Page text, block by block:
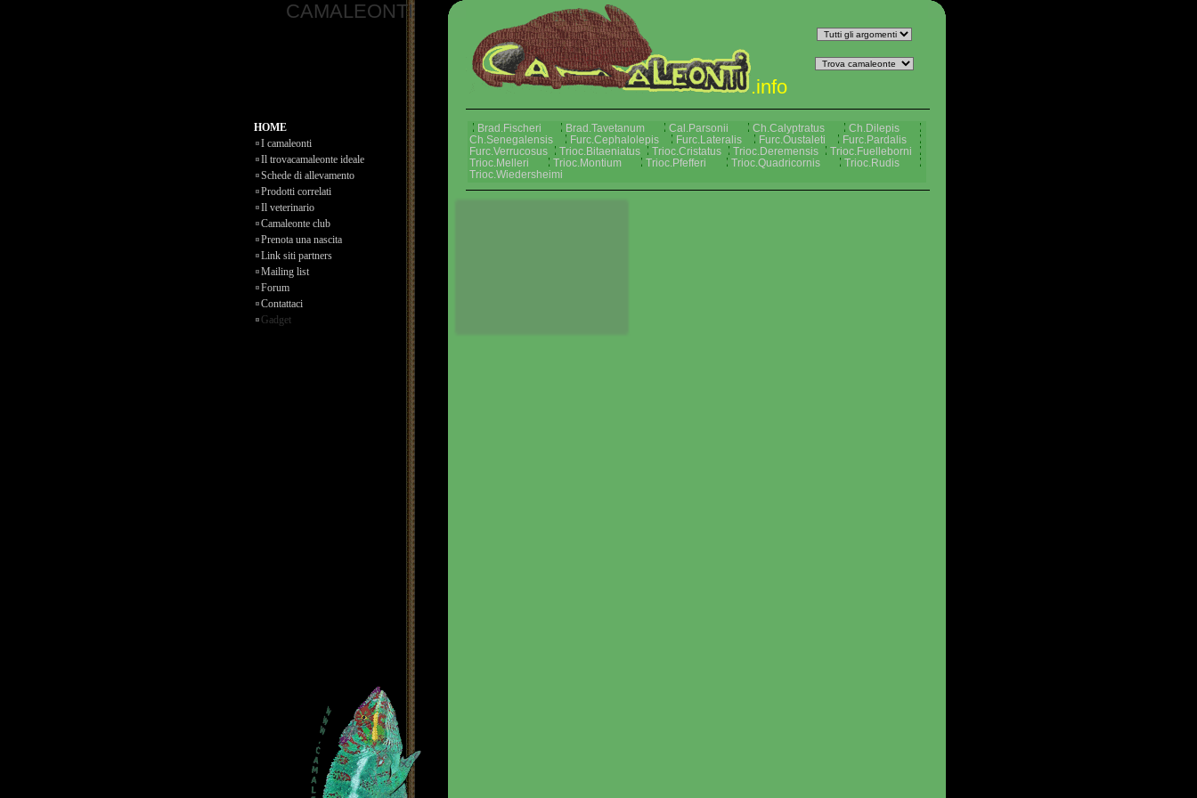
CAMALEONTI
.info
HOME
I camaleonti
Il trovacamaleonte ideale
Schede di allevamento
Prodotti correlati
Il veterinario
Camaleonte club
Prenota una nascita
Link siti partners
Mailing list
Forum
Contattaci
Gadget
Brad.Fischeri Brad.Tavetanum Cal.Parsonii Ch.Calyptratus
Ch.Dilepis
Ch.Senegalensis
Furc.Cephalolepis Furc.Lateralis Furc.Oustaleti
Furc.Pardalis
Furc.Verrucosus
Trioc.Bitaeniatus Trioc.Cristatus Trioc.Deremensis
Trioc.Fuelleborni
Trioc.Melleri
Trioc.Montium Trioc.Pfefferi Trioc.Quadricornis
Trioc.Rudis
Trioc.Wiedersheimi